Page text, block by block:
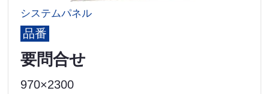
システムパネル
品番
要問合せ
970×2300